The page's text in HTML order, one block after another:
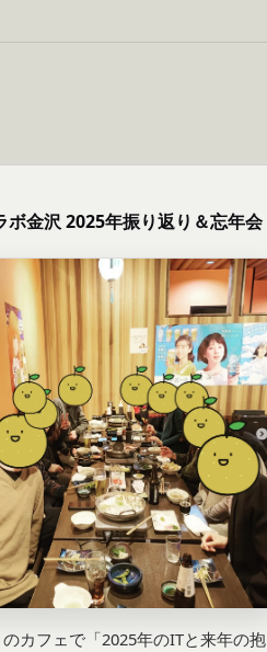
ボ金沢 2025年振り返り＆忘年会
カフェで「2025年のITと来年の抱